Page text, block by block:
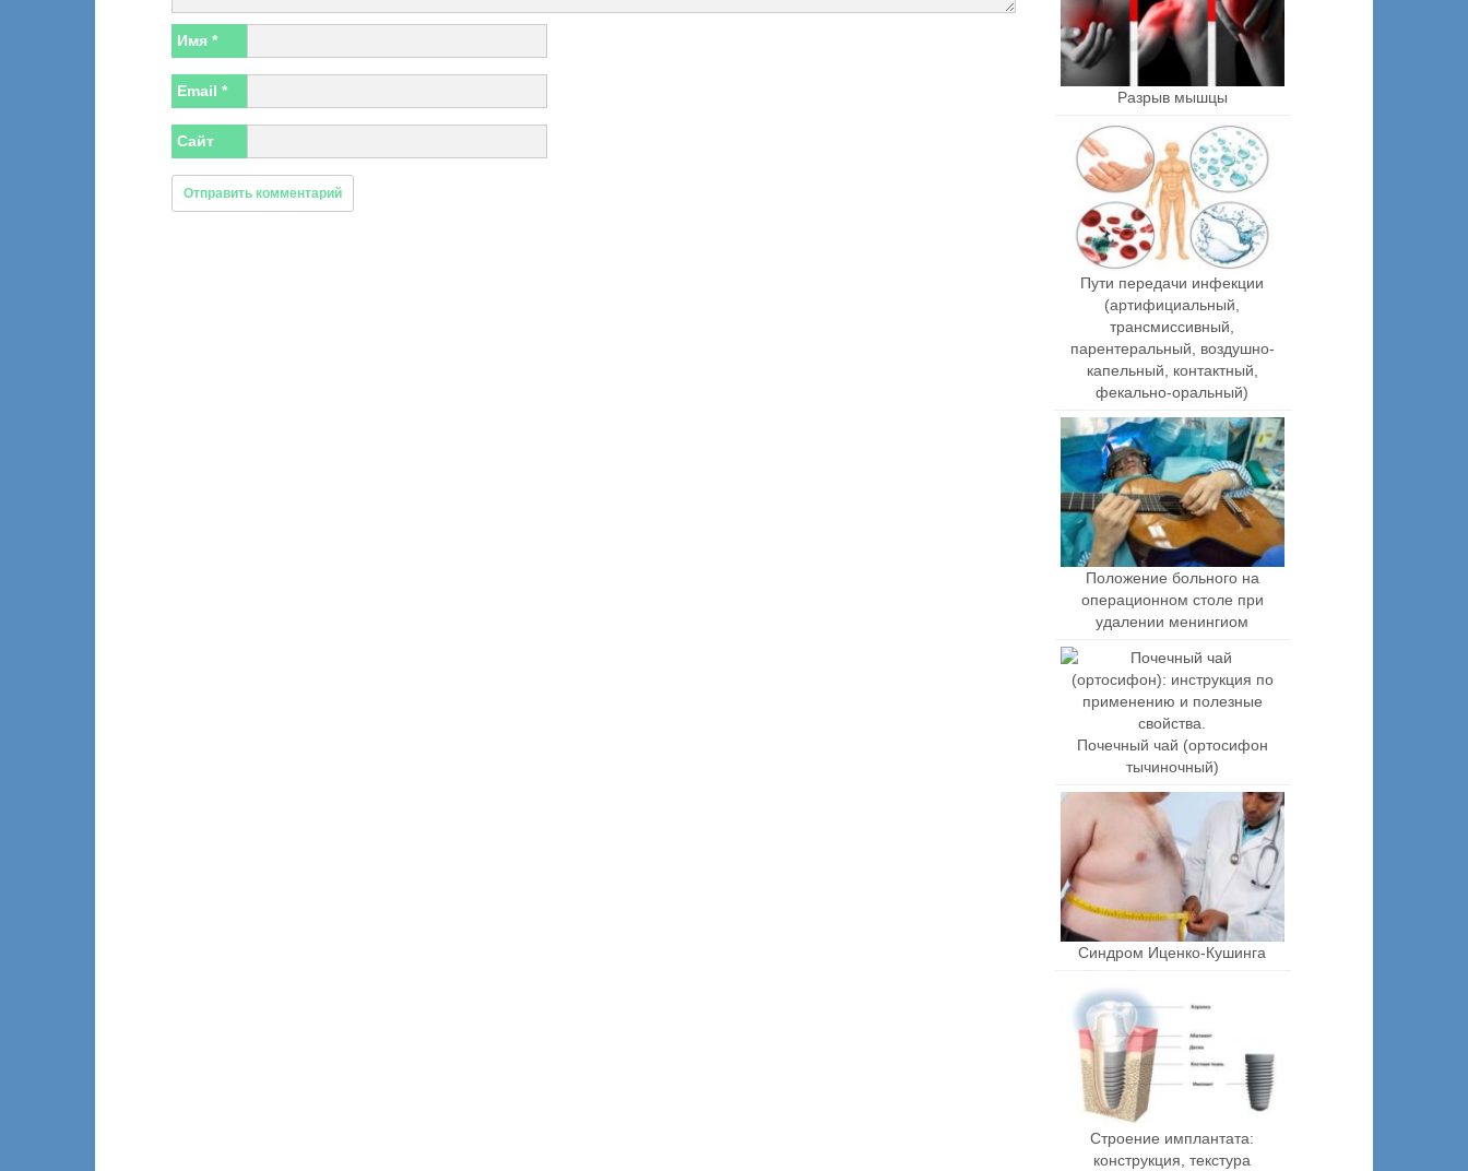
Имя *
Email *
Сайт
Разрыв мышцы
Пути передачи инфекции
(артифициальный,
трансмиссивный,
парентеральный, воздушно-
капельный, контактный,
фекально-оральный)
Положение больного на
операционном столе при
удалении менингиом
Почечный чай (ортосифон
тычиночный)
Синдром Иценко-Кушинга
Строение имплантата:
конструкция, текстура